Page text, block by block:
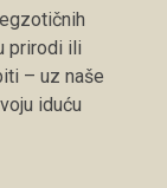
prirodi ili
– uz naše
iduću